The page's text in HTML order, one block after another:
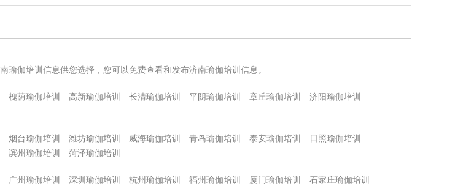
伽培训信息供您选择，您可以免费查看和发布济南瑜伽培训信息。
槐荫瑜伽培训 高新瑜伽培训 长清瑜伽培训 平阴瑜伽培训 章丘瑜伽培训
济阳瑜伽培训
烟台瑜伽培训 潍坊瑜伽培训 威海瑜伽培训 青岛瑜伽培训 泰安瑜伽培训
日照瑜伽培训
滨州瑜伽培训 菏泽瑜伽培训
广州瑜伽培训 深圳瑜伽培训 杭州瑜伽培训 福州瑜伽培训 厦门瑜伽培训 石家庄瑜伽培训